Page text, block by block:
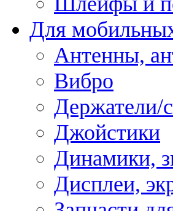
Для
Антенны,
Вибро
Держатели/
Джойстики
Динамики,
Дисплеи,